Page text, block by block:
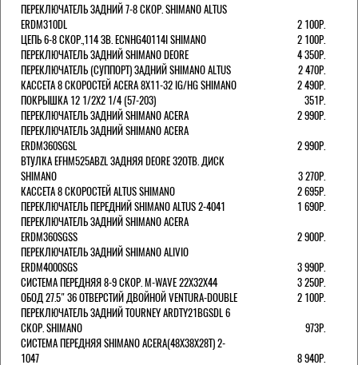
ПЕРЕКЛЮЧАТЕЛЬ ЗАДНИЙ 7-8 СКОР. SHIMANO ALTUS
ERDM310DL
2 100Р.
ЦЕПЬ 6-8 СКОР.,114 ЗВ. ECNHG40114I SHIMANO
2 100Р.
ПЕРЕКЛЮЧАТЕЛЬ ЗАДНИЙ SHIMANO DEORE
4 350Р.
ПЕРЕКЛЮЧАТЕЛЬ (СУППОРТ) ЗАДНИЙ SHIMANO ALTUS
2 470Р.
КАССЕТА 8 СКОРОСТЕЙ ACERA 8Х11-32 IG/HG SHIMANO
2 490Р.
ПОКРЫШКА 12 1/2X2 1/4 (57-203)
351Р.
ПЕРЕКЛЮЧАТЕЛЬ ЗАДНИЙ SHIMANO ACERA
2 990Р.
ПЕРЕКЛЮЧАТЕЛЬ ЗАДНИЙ SHIMANO ACERA
ERDM360SGSL
2 990Р.
ВТУЛКА EFHM525ABZL ЗАДНЯЯ DEORE 32ОТВ. ДИСК
SHIMANO
3 270Р.
КАССЕТА 8 СКОРОСТЕЙ ALTUS SHIMANO
2 695Р.
ПЕРЕКЛЮЧАТЕЛЬ ПЕРЕДНИЙ SHIMANO ALTUS 2-4041
1 690Р.
ПЕРЕКЛЮЧАТЕЛЬ ЗАДНИЙ SHIMANO ACERA
ERDM360SGSS
2 900Р.
ПЕРЕКЛЮЧАТЕЛЬ ЗАДНИЙ SHIMANO ALIVIO
ERDM4000SGS
3 990Р.
СИСТЕМА ПЕРЕДНЯЯ 8-9 СКОР. M-WAVE 22Х32Х44
3 250Р.
ОБОД 27.5" 36 ОТВЕРСТИЙ ДВОЙНОЙ VENTURA-DOUBLE
2 100Р.
ПЕРЕКЛЮЧАТЕЛЬ ЗАДНИЙ TOURNEY ARDTY21BGSDL 6
СКОР. SHIMANO
973Р.
СИСТЕМА ПЕРЕДНЯЯ SHIMANO ACERA(48Х38Х28Т) 2-
1047
8 940Р.